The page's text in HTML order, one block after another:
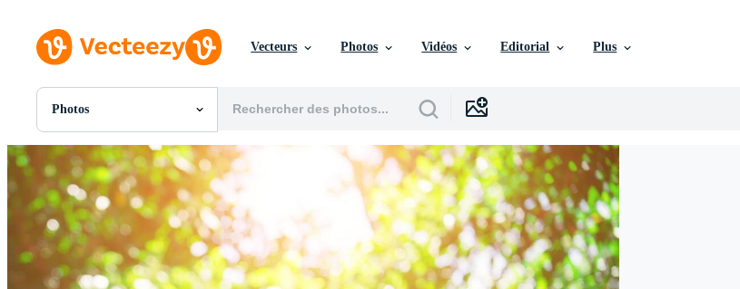
Vecteurs Photos Vidéos Editorial Plus
Photos
Toutes Images
Photos
PNGs
PSDs
SVGs
Modèles
Vecteurs
Vidéos
Motion graphics